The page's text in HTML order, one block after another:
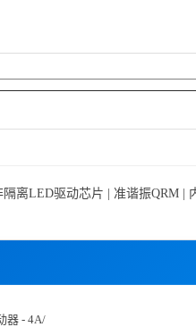
器 - 4A/
离LED驱动芯片 | 准谐振QRM |